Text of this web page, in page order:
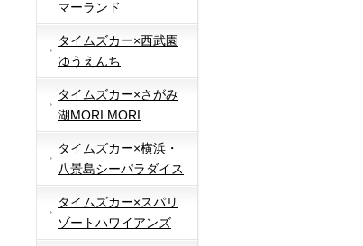
マーランド
タイムズカー×西武園
ゆうえんち
タイムズカー×さがみ
湖MORI MORI
タイムズカー×横浜・
八景島シーパラダイス
タイムズカー×スパリ
ゾートハワイアンズ